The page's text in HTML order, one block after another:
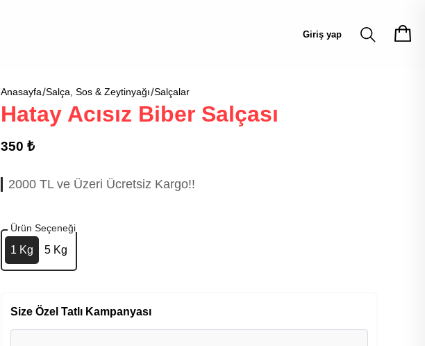
Giriş yap
Anasayfa Salça, Sos & Zeytinyağı Salçalar
Hatay Acısız Biber Salçası
350 ₺
2000 TL ve Üzeri Ücretsiz Kargo!!
Ürün Seçeneği
1 Kg 5 Kg
Size Özel Tatlı Kampanyası